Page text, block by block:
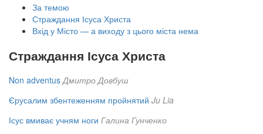
За темою
Страждання Ісуса Христа
Вхід у Місто — а виходу з цього міста нема
Страждання Ісуса Христа
Non adventus Дмитро Довбуш
Єрусалим збентеженням пройнятий Ju Lia
Ісус вмиває учням ноги Галина Гунченко